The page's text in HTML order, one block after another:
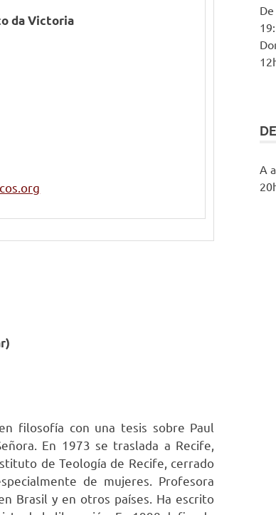
da Victoria
filosofía con una tesis sobre Paul
En 1973 se traslada a Recife,
de Teología de Recife, cerrado
de mujeres. Profesora
Brasil y en otros países. Ha escrito
A